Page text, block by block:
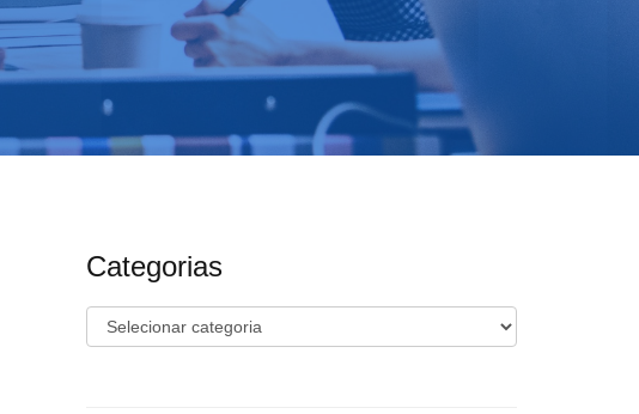
Categorias
Categorias